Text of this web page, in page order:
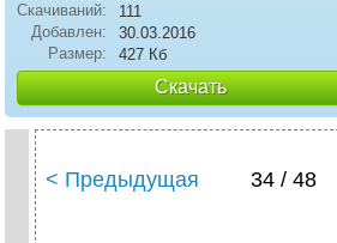
Скачиваний:
111
Добавлен:
30.03.2016
Размер:
427 Кб
Скачать
< Предыдущая 34 / 48